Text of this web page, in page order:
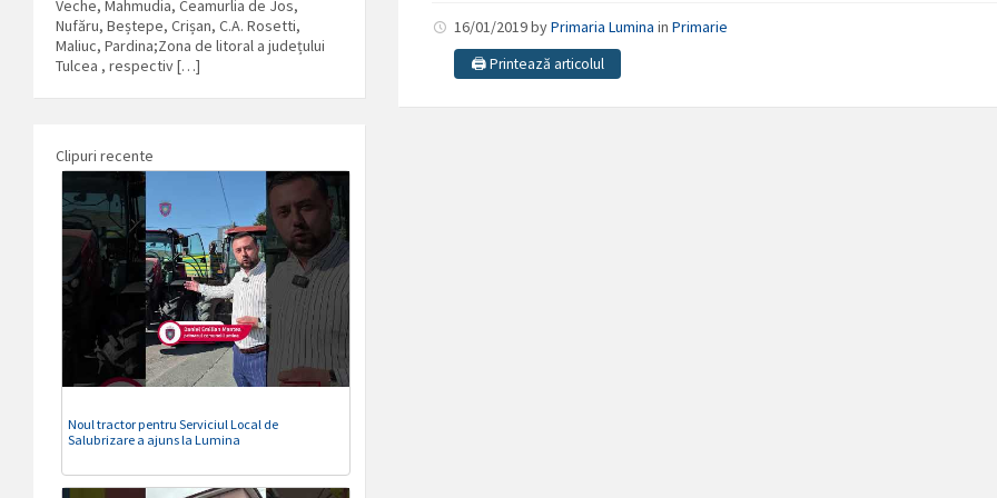
16/01/2019byPrimaria Lumina inPrimarie
🖨️ Printează articolul
Veche, Mahmudia, Ceamurlia de Jos,
Nufăru, Beștepe, Crișan, C.A. Rosetti,
Maliuc, Pardina;Zona de litoral a județului
Tulcea , respectiv […]
Clipuri recente
Noul tractor pentru Serviciul Local de
Salubrizare a ajuns la Lumina